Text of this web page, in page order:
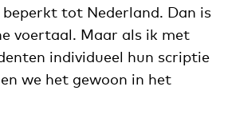
tot Nederland. Dan is
voertaal. Maar als ik met
individueel hun scriptie
we het gewoon in het